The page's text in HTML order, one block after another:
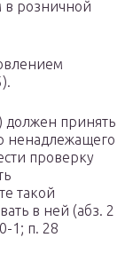
в розничной
должен принять
ненадлежащего
проверку
такой
в ней (абз. 2
1; п. 28